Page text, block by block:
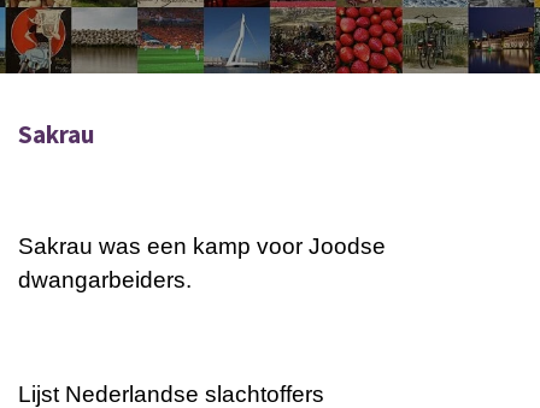
Sakrau
Sakrau was een kamp voor Joodse
dwangarbeiders.
Lijst Nederlandse slachtoffers